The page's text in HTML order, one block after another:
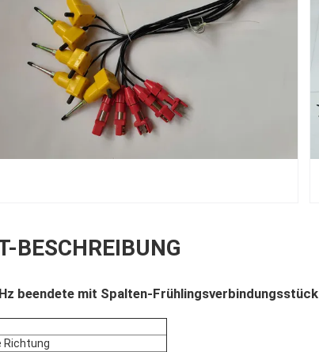
BESCHREIBUNG
beendete mit Spalten-Frühlingsverbindungsstück
Richtung